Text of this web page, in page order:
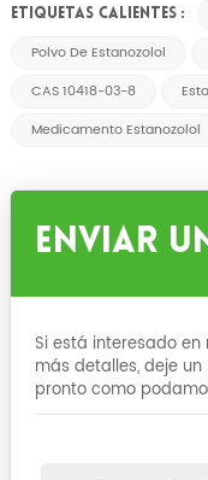
ETIQUETAS CALIENTES :
Polvo De Estanozolol
CAS 10418-03-8
Medicamento Estanozolol
Enviar
Si está interesado
más detalles, deje
pronto como